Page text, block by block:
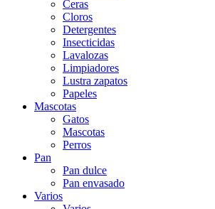
Ceras
Cloros
Detergentes
Insecticidas
Lavalozas
Limpiadores
Lustra zapatos
Papeles
Mascotas
Gatos
Mascotas
Perros
Pan
Pan dulce
Pan envasado
Varios